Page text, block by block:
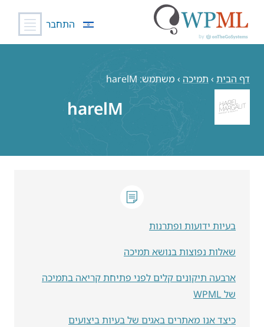
התחבר
דף הבית › תמיכה › משתמש: harelM
harelM
בעיות ידועות ופתרנות
שאלות נפוצות בנושא תמיכה
ארבעה תיקונים קלים לפני פתיחת קריאה בתמיכה
של WPML
כיצד אנו מאתרים באגים של בעיות ביצועים